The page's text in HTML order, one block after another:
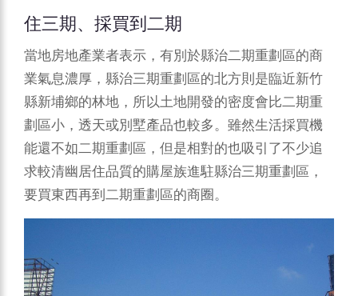
住三期、採買到二期
當地房地產業者表示，有別於縣治二期重劃區的商
業氣息濃厚，縣治三期重劃區的北方則是臨近新竹
縣新埔鄉的林地，所以土地開發的密度會比二期重
劃區小，透天或別墅產品也較多。雖然生活採買機
能還不如二期重劃區，但是相對的也吸引了不少追
求較清幽居住品質的購屋族進駐縣治三期重劃區，
要買東西再到二期重劃區的商圈。